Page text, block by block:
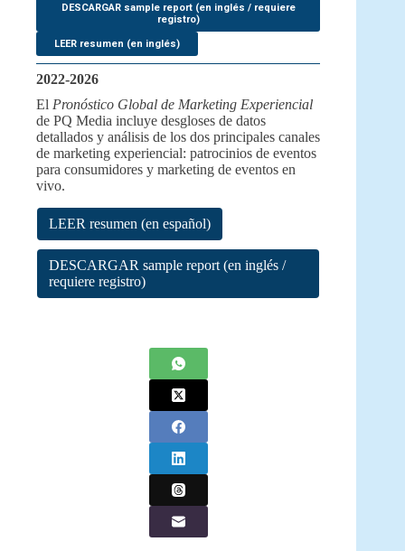
DESCARGAR sample report (en inglés / requiere
registro)
LEER resumen (en inglés)
2022-2026
El Pronóstico Global de Marketing Experiencial
de PQ Media incluye desgloses de datos
detallados y análisis de los dos principales canales
de marketing experiencial: patrocinios de eventos
para consumidores y marketing de eventos en
vivo.
LEER resumen (en español)
DESCARGAR sample report (en inglés /
requiere registro)